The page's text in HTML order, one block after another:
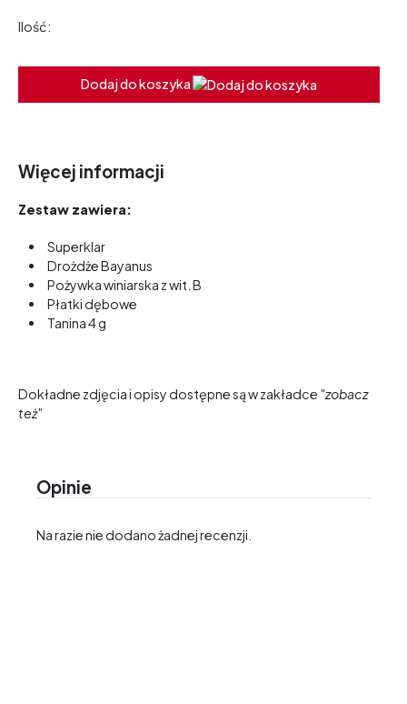
Ilość:
Dodaj do koszyka
Więcej informacji
Zestaw zawiera:
Superklar
Drożdże Bayanus
Pożywka winiarska z wit. B
Płatki dębowe
Tanina 4 g
Dokładne zdjęcia i opisy dostępne są w zakładce "zobacz
też"
Opinie
Na razie nie dodano żadnej recenzji.